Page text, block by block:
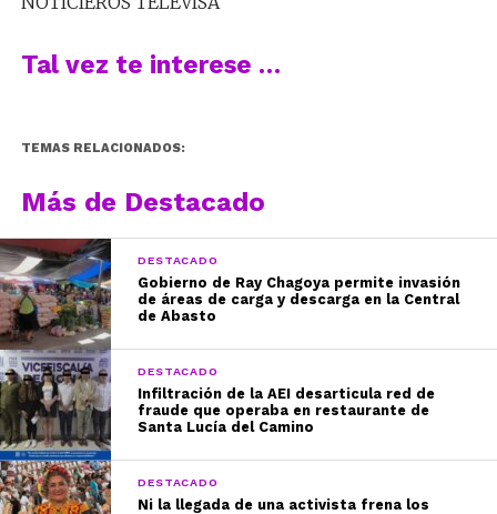
Tal vez te interese …
TEMAS RELACIONADOS:
Más de Destacado
DESTACADO
Gobierno de Ray Chagoya permite invasión
de áreas de carga y descarga en la Central
de Abasto
DESTACADO
Infiltración de la AEI desarticula red de
fraude que operaba en restaurante de
Santa Lucía del Camino
DESTACADO
Ni la llegada de una activista frena los